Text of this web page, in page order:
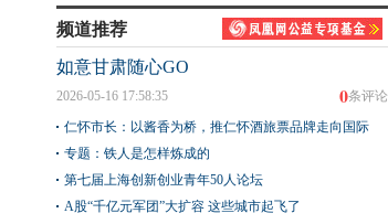
频道推荐
如意甘肃随心GO
0条评论
2026-05-16 17:58:35
仁怀市长：以酱香为桥，推仁怀酒旅票品牌走向国际
专题：铁人是怎样炼成的
第七届上海创新创业青年50人论坛
A股“千亿元军团”大扩容 这些城市起飞了